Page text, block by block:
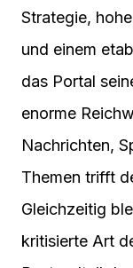
Strategie,
und einem
das Portal
enorme
Nachrichten,
Themen trifft
Gleichzeitig
kritisierte Art